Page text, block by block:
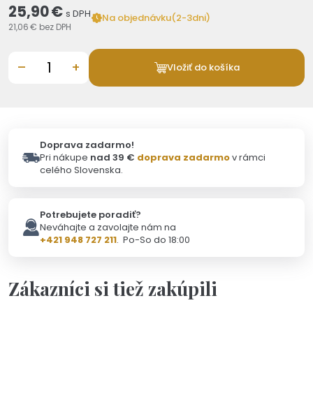
25,90 € s DPH
21,06 € bez DPH
Na objednávku(2-3dni)
– + Vložiť do košíka
Doprava zadarmo!
Pri nákupe nad 39 € doprava zadarmov rámci
celého Slovenska.
Potrebujete poradiť?
Neváhajte a zavolajte nám na
+421 948 727 211. Po-So do 18:00
Zákazníci si tiež zakúpili